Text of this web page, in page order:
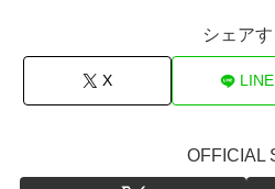
シェアす
X LINE
OFFICIAL